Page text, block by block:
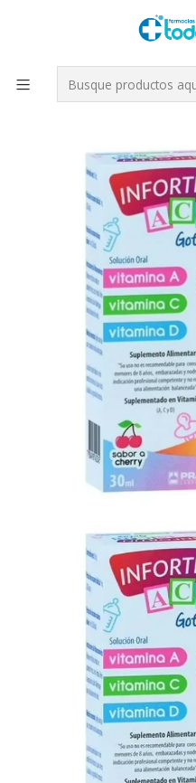
Tus compras tienen envío
para Chile | WhatsApp +56
Inicio Suplementos